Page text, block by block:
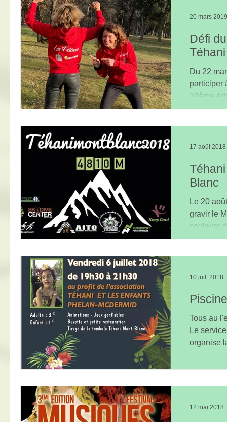
Défi
Téhani
Du 22
participer
19ème
20 mars 2019
Blanc
Le 20
gravir le
couleurs
17 août 2018
Tous au
Le
organise
10 juil. 2018
12 mai 2018